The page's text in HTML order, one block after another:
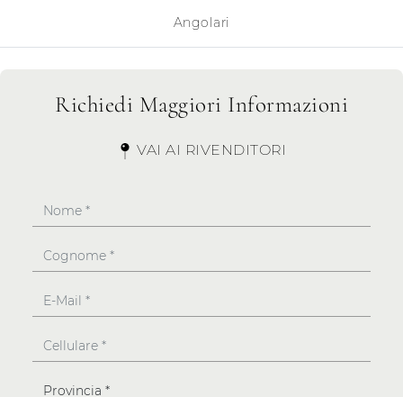
Angolari
Richiedi Maggiori Informazioni
VAI AI RIVENDITORI